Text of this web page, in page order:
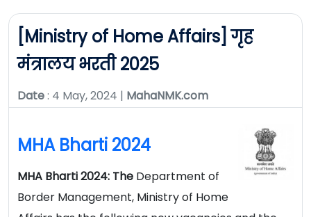
[Ministry of Home Affairs] गृह
मंत्रालय भरती 2025
Date: 4 May, 2024 | MahaNMK.com
MHA Bharti 2024
MHA Bharti 2024: The Department of
Border Management, Ministry of Home